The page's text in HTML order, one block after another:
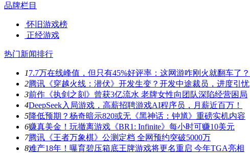
品牌栏目
怀旧游戏榜
正经游戏
热门新闻排行
17.7万在线峰值，但只有45%好评率：这网游咋刚火就翻车了？
2腾讯《穿越火线：潜伏》开发生变？开发中途裁员，进度引忧
3前作《执剑之刻》曾获3亿流水 老牌女性向团队深陷经营困局
4DeepSeek入局游戏，高薪招聘游戏AI程序员，月薪近百万！
5降低预期？杨奇暗示820或无《黑神话：钟馗》重磅实机内容
6赚真美金！玩撤离游戏《BR1: Infinite》每小时可赚10美元
7腾讯《王者万象棋》公测定档 全网预约突破5000万
8难产18年！曝育碧压箱底王牌游戏将更名重启 今年TGA亮相